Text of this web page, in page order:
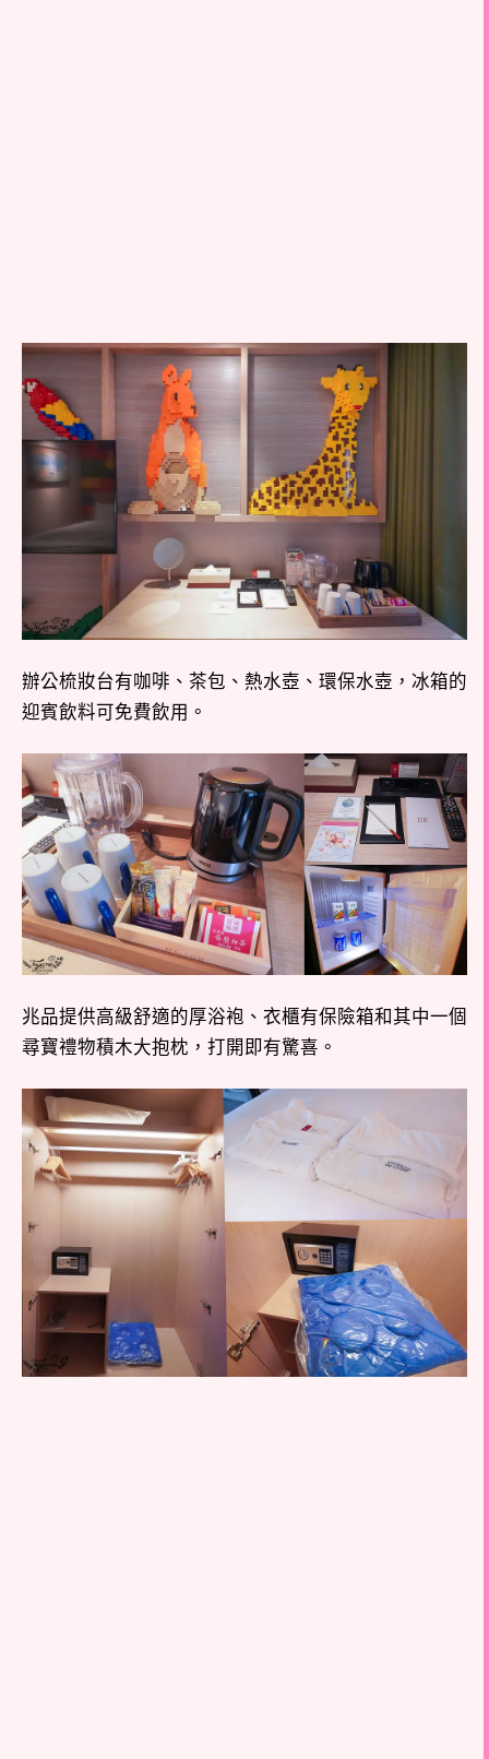
辦公梳妝台有咖啡、茶包、熱水壺、環保水壺，冰箱的
迎賓飲料可免費飲用。
兆品提供高級舒適的厚浴袍、衣櫃有保險箱和其中一個
尋寶禮物積木大抱枕，打開即有驚喜。